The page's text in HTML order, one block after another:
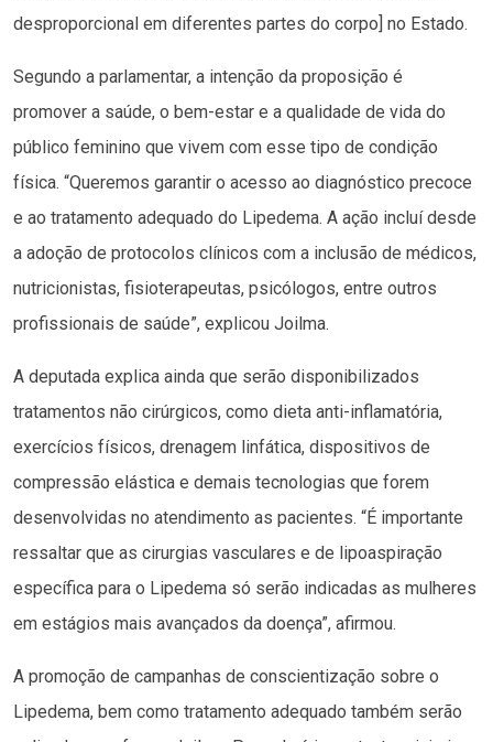
desproporcional em diferentes partes do corpo] no Estado.
Segundo a parlamentar, a intenção da proposição é
promover a saúde, o bem-estar e a qualidade de vida do
público feminino que vivem com esse tipo de condição
física. “Queremos garantir o acesso ao diagnóstico precoce
e ao tratamento adequado do Lipedema. A ação incluí desde
a adoção de protocolos clínicos com a inclusão de médicos,
nutricionistas, fisioterapeutas, psicólogos, entre outros
profissionais de saúde”, explicou Joilma.
A deputada explica ainda que serão disponibilizados
tratamentos não cirúrgicos, como dieta anti-inflamatória,
exercícios físicos, drenagem linfática, dispositivos de
compressão elástica e demais tecnologias que forem
desenvolvidas no atendimento as pacientes. “É importante
ressaltar que as cirurgias vasculares e de lipoaspiração
específica para o Lipedema só serão indicadas as mulheres
em estágios mais avançados da doença”, afirmou.
A promoção de campanhas de conscientização sobre o
Lipedema, bem como tratamento adequado também serão